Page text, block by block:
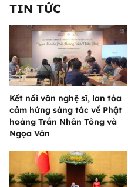
TIN TỨC
Kết nối văn nghệ sĩ, lan tỏa
cảm hứng sáng tác về Phật
hoàng Trần Nhân Tông và
Ngọa Vân